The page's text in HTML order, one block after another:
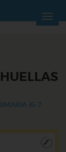
(6-7